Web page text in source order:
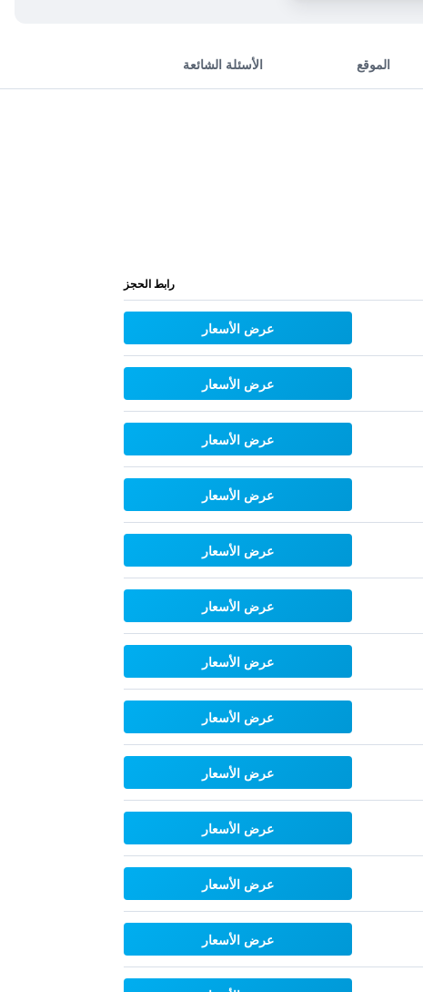
الموقع الأسئلة الشائعة
رابط الحجز
عرض الأسعار
عرض الأسعار
عرض الأسعار
عرض الأسعار
عرض الأسعار
عرض الأسعار
عرض الأسعار
عرض الأسعار
عرض الأسعار
عرض الأسعار
عرض الأسعار
عرض الأسعار